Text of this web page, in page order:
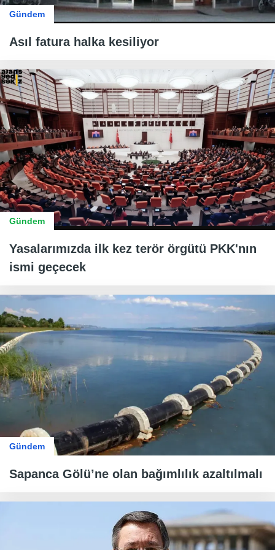
Gündem
Asıl fatura halka kesiliyor
Gündem
Yasalarımızda ilk kez terör örgütü PKK'nın
ismi geçecek
Gündem
Sapanca Gölü’ne olan bağımlılık azaltılmalı